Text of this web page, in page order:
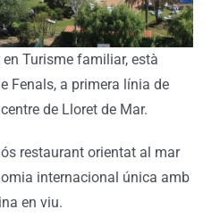
Turisme familiar, està
Fenals, a primera línia de
de Lloret de Mar.
restaurant orientat al mar
internacional única amb
en viu.